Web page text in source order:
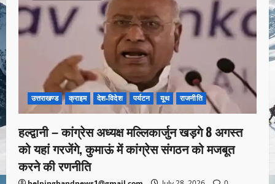
उत्तराखण्ड क्राइम देश-विदेश पर्यटन यूथ राजनीति
हल्द्वानी – कांग्रेस अध्यक्ष मल्लिकार्जुन खड़गे 8 अगस्त
को यहां गरजेंगे, कुमाऊं में कांग्रेस संगठन को मजबूत
करने की रणनीति